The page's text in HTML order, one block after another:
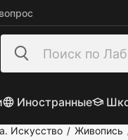
Иностранные
Искусство / Живопись